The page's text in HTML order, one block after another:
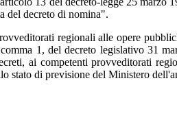
del decreto di nomina".
regionali alle opere
1, del decreto legislativo 31
ai competenti provveditorati
stato di previsione del Ministero